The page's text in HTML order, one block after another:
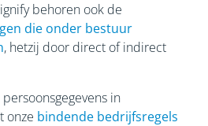
behoren ook de
die onder bestuur
, hetzij door direct of indirect
in
onze bindende bedrijfsregels